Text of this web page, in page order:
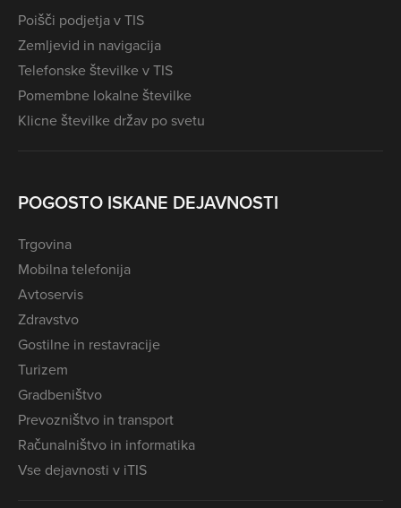
Poišči podjetja v TIS
Zemljevid in navigacija
Telefonske številke v TIS
Pomembne lokalne številke
Klicne številke držav po svetu
POGOSTO ISKANE DEJAVNOSTI
Trgovina
Mobilna telefonija
Avtoservis
Zdravstvo
Gostilne in restavracije
Turizem
Gradbeništvo
Prevozništvo in transport
Računalništvo in informatika
Vse dejavnosti v iTIS